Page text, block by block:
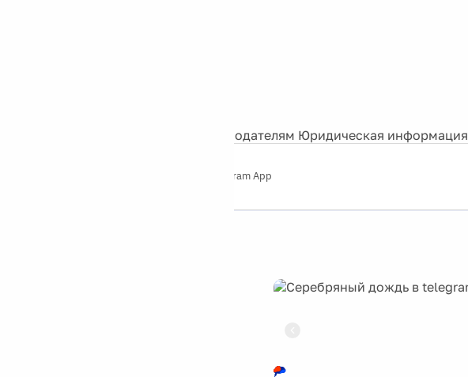
Рекламодателям Юридическая информация
Telegram App